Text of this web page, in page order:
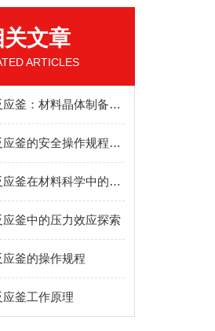
关文章
ARTICLES
水热晶化反应釜：材料晶体制备的核心实验设备
水热晶化反应釜的安全操作规程与注意事项
水热晶化反应釜在材料科学中的关键应用
应釜中的压力效应探索
釜的操作规程
釜工作原理